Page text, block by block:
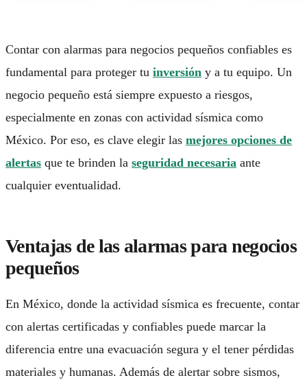
Contar con alarmas para negocios pequeños confiables es
fundamental para proteger tu inversión y a tu equipo. Un
negocio pequeño está siempre expuesto a riesgos,
especialmente en zonas con actividad sísmica como
México. Por eso, es clave elegir las mejores opciones de
alertas que te brinden la seguridad necesaria ante
cualquier eventualidad.
Ventajas de las alarmas para negocios
pequeños
En México, donde la actividad sísmica es frecuente, contar
con alertas certificadas y confiables puede marcar la
diferencia entre una evacuación segura y el tener pérdidas
materiales y humanas. Además de alertar sobre sismos,